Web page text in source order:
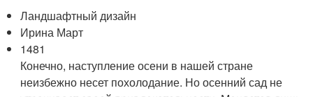
Ландшафтный дизайн
Ирина Март
1481
Конечно, наступление осени в нашей стране
неизбежно несет похолодание. Но осенний сад не